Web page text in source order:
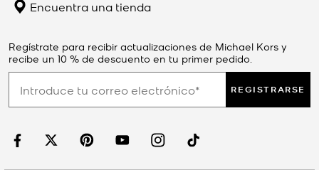
Encuentra una tienda
Regístrate para recibir actualizaciones de Michael Kors y
recibe un 10 % de descuento en tu primer pedido.
REGISTRARSE